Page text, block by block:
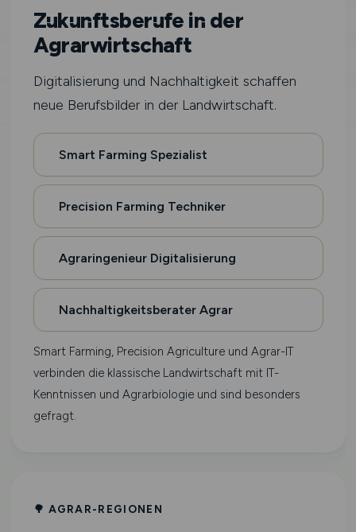
Zukunftsberufe in der
Agrarwirtschaft
Digitalisierung und Nachhaltigkeit schaffen
neue Berufsbilder in der Landwirtschaft.
Smart Farming Spezialist
Precision Farming Techniker
Agraringenieur Digitalisierung
Nachhaltigkeitsberater Agrar
Smart Farming, Precision Agriculture und Agrar-IT
verbinden die klassische Landwirtschaft mit IT-
Kenntnissen und Agrarbiologie und sind besonders
gefragt.
🌳 AGRAR-REGIONEN